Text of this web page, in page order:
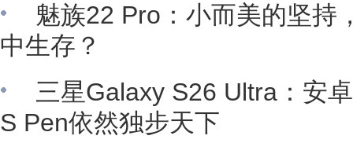
魅族22 Pro：小而美的坚持
中生存？
三星Galaxy S26 Ultra：安
S Pen依然独步天下